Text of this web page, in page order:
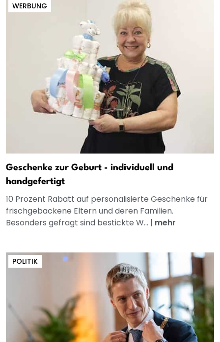
WERBUNG
Geschenke zur Geburt - individuell und
handgefertigt
10 Prozent Rabatt auf personalisierte Geschenke für
frischgebackene Eltern und deren Familien.
Besonders gefragt sind bestickte W... | mehr
POLITIK